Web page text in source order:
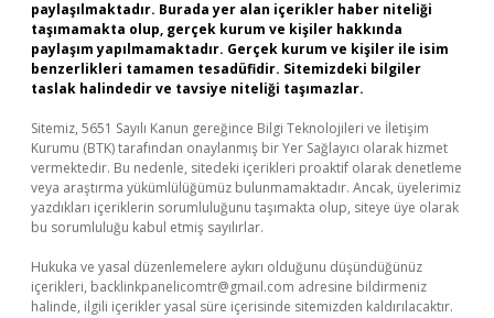
paylaşılmaktadır. Burada yer alan içerikler haber niteliği
taşımamakta olup, gerçek kurum ve kişiler hakkında
paylaşım yapılmamaktadır. Gerçek kurum ve kişiler ile isim
benzerlikleri tamamen tesadüfidir. Sitemizdeki bilgiler
taslak halindedir ve tavsiye niteliği taşımazlar.
Sitemiz, 5651 Sayılı Kanun gereğince Bilgi Teknolojileri ve İletişim
Kurumu (BTK) tarafından onaylanmış bir Yer Sağlayıcı olarak hizmet
vermektedir. Bu nedenle, sitedeki içerikleri proaktif olarak denetleme
veya araştırma yükümlülüğümüz bulunmamaktadır. Ancak, üyelerimiz
yazdıkları içeriklerin sorumluluğunu taşımakta olup, siteye üye olarak
bu sorumluluğu kabul etmiş sayılırlar.
Hukuka ve yasal düzenlemelere aykırı olduğunu düşündüğünüz
içerikleri, backlinkpanelicomtr@gmail.com adresine bildirmeniz
halinde, ilgili içerikler yasal süre içerisinde sitemizden kaldırılacaktır.